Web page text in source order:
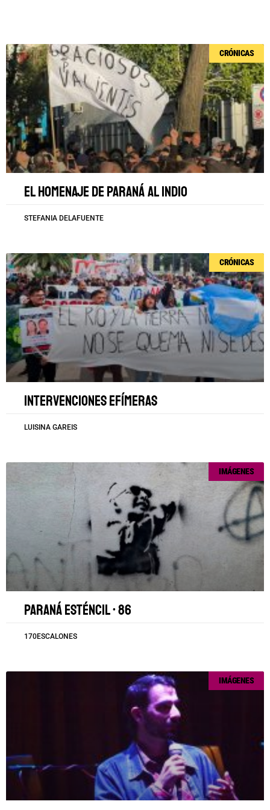
CRÓNICAS
El homenaje de Paraná al Indio
STEFANIA DELAFUENTE
CRÓNICAS
Intervenciones efímeras
LUISINA GAREIS
IMÁGENES
Paraná esténcil • 86
170ESCALONES
IMÁGENES
Página
Página
Página
Página
Página